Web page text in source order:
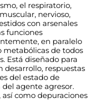
el respiratorio,
nervioso,
con arsenales
funciones
en paralelo
metabólicas de todos
Está diseñado para
respuestas
del estado de
agente agresor.
como depuraciones